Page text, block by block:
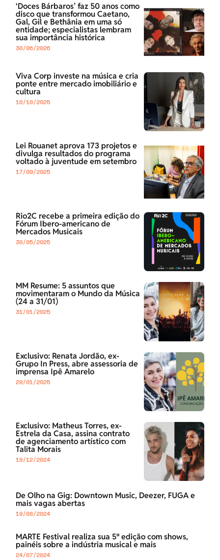
‘Doces Bárbaros’ faz 50 anos como
disco que transformou Caetano,
Gal, Gil e Bethânia em uma só
entidade; especialistas lembram
sua importância histórica
30/06/2026
Viva Corp investe na música e cria
ponte entre mercado imobiliário e
cultura
10/10/2025
Lei Rouanet aprova 173 projetos e
divulga resultados do programa
voltado à juventude em setembro
17/09/2025
Rio2C recebe a primeira edição do
Fórum Ibero-americano de
Mercados Musicais
30/05/2025
MM Resume: 5 assuntos que
movimentaram o Mundo da Música
(24 a 31/01)
31/01/2025
Exclusivo: Renata Jordão, ex-
Grupo In Press, abre assessoria de
imprensa Ipê Amarelo
29/01/2025
Exclusivo: Matheus Torres, ex-
Estrela da Casa, assina contrato
de agenciamento artístico com
Talita Morais
19/12/2024
De Olho na Gig: Downtown Music, Deezer, FUGA e
mais vagas abertas
19/08/2024
MARTE Festival realiza sua 5ª edição com shows,
painéis sobre a indústria musical e mais
24/07/2024